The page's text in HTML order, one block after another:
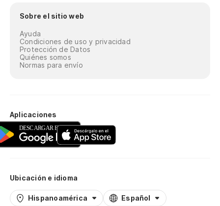
Sobre el sitio web
Ayuda
Condiciones de uso y privacidad
Protección de Datos
Quiénes somos
Normas para envío
Aplicaciones
Ubicación e idioma
Hispanoamérica Español